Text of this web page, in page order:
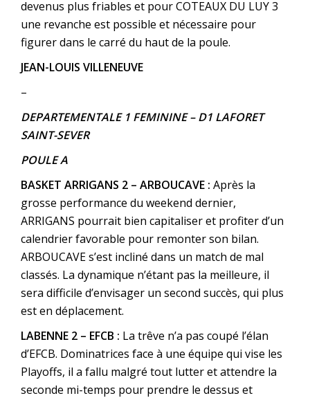
devenus plus friables et pour COTEAUX DU LUY 3
une revanche est possible et nécessaire pour
figurer dans le carré du haut de la poule.
JEAN-LOUIS VILLENEUVE
–
DEPARTEMENTALE 1 FEMININE – D1 LAFORET
SAINT-SEVER
POULE A
BASKET ARRIGANS 2 – ARBOUCAVE : Après la
grosse performance du weekend dernier,
ARRIGANS pourrait bien capitaliser et profiter d’un
calendrier favorable pour remonter son bilan.
ARBOUCAVE s’est incliné dans un match de mal
classés. La dynamique n’étant pas la meilleure, il
sera difficile d’envisager un second succès, qui plus
est en déplacement.
LABENNE 2 – EFCB : La trêve n’a pas coupé l’élan
d’EFCB. Dominatrices face à une équipe qui vise les
Playoffs, il a fallu malgré tout lutter et attendre la
seconde mi-temps pour prendre le dessus et